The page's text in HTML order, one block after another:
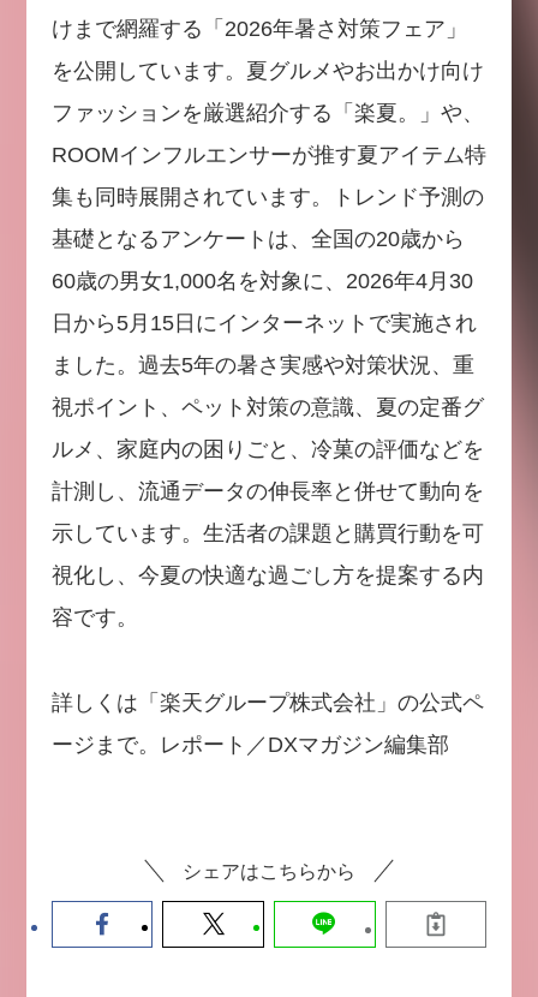
けまで網羅する「2026年暑さ対策フェア」
を公開しています。夏グルメやお出かけ向け
ファッションを厳選紹介する「楽夏。」や、
ROOMインフルエンサーが推す夏アイテム特
集も同時展開されています。トレンド予測の
基礎となるアンケートは、全国の20歳から
60歳の男女1,000名を対象に、2026年4月30
日から5月15日にインターネットで実施され
ました。過去5年の暑さ実感や対策状況、重
視ポイント、ペット対策の意識、夏の定番グ
ルメ、家庭内の困りごと、冷菓の評価などを
計測し、流通データの伸長率と併せて動向を
示しています。生活者の課題と購買行動を可
視化し、今夏の快適な過ごし方を提案する内
容です。
詳しくは「楽天グループ株式会社」の公式ペ
ージまで。レポート／DXマガジン編集部
シェアはこちらから